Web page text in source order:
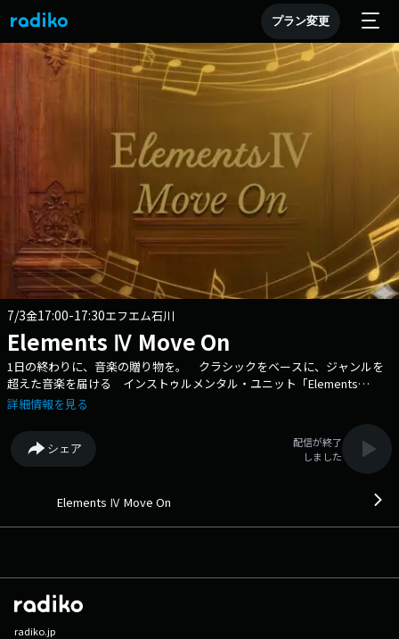
プラン変更
7/3金17:00-17:30エフエム石川
Elements Ⅳ Move On
1日の終わりに、音楽の贈り物を。 クラシックをベースに、ジャンルを
超えた音楽を届ける インストゥルメンタル・ユニット「Elements
IV」。 ヴァイオリン・ピアノ・サックス・フルート、それぞれ異なる個
オプログラムです。 音楽の楽しさや感動、新たな発見をお届けします。
詳細情報を見る
シェア
配信が終了
しました
Elements Ⅳ Move On
radiko.jp